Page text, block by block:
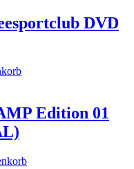
DVD
Edition 01